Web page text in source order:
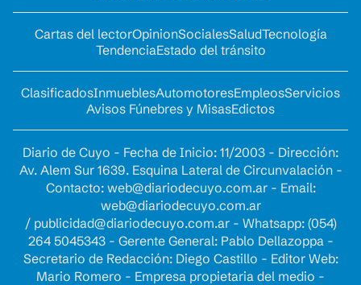
Cartas del lectorOpinionSocialesSaludTecnología
TendenciaEstado del tránsito
ClasificadosInmueblesAutomotoresEmpleosServicios
Avisos Fúnebres y MisasEdictos
Diario de Cuyo - Fecha de Inicio: 11/2003 - Dirección:
Av. Alem Sur 1639. Esquina Lateral de Circunvalación -
Contacto: web@diariodecuyo.com.ar- Email:
web@diariodecuyo.com.ar
/ publicidad@diariodecuyo.com.ar- Whatsapp: (054)
264 5045343 - Gerente General: Pablo Dellazoppa -
Secretario de Redacción: Diego Castillo - Editor Web:
Mario Romero - Empresa propietaria del medio -